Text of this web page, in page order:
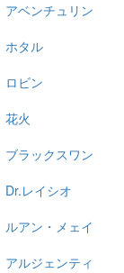
アベンチュリン
ホタル
ロビン
花火
ブラックスワン
Dr.レイシオ
ルアン・メェイ
アルジェンティ